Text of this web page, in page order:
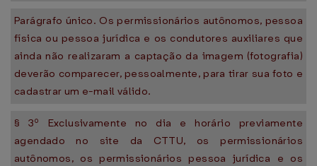
Parágrafo único. Os permissionários autônomos, pessoa
física ou pessoa jurídica e os condutores auxiliares que
ainda não realizaram a captação da imagem (fotografia)
deverão comparecer, pessoalmente, para tirar sua foto e
cadastrar um e-mail válido.
§ 3º Exclusivamente no dia e horário previamente
agendado no site da CTTU, os permissionários
autônomos, os permissionários pessoa jurídica e os